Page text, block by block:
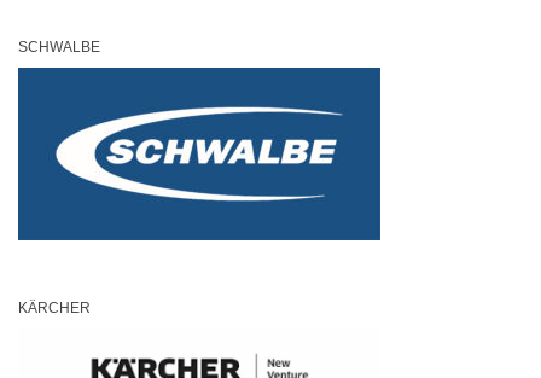
SCHWALBE
KÄRCHER